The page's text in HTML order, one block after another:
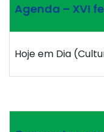
Agenda – XVI
Hoje em Dia